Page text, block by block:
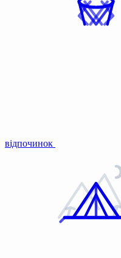
відпочинок